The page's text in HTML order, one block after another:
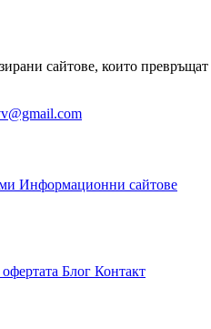
сайтове, които превръщат
Информационни сайтове
Блог Контакт